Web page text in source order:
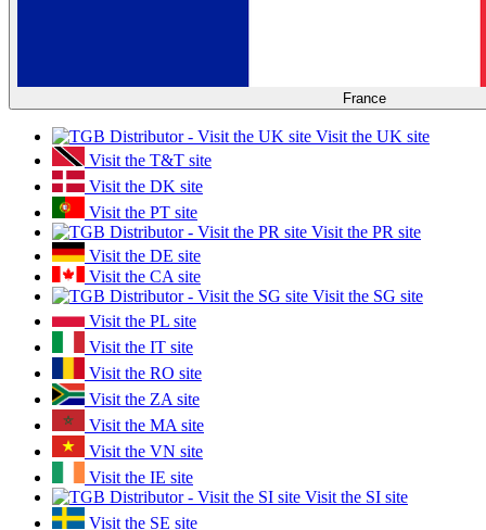
France
Visit the UK site
Visit the T&T site
Visit the DK site
Visit the PT site
Visit the PR site
Visit the DE site
Visit the CA site
Visit the SG site
Visit the PL site
Visit the IT site
Visit the RO site
Visit the ZA site
Visit the MA site
Visit the VN site
Visit the IE site
Visit the SI site
Visit the SE site